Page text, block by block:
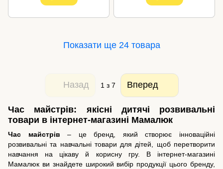
Показати ще 24 товара
Назад 1 з 7 Вперед
Час майстрів: якісні дитячі розвивальні
товари в інтернет-магазині Мамалюк
Час майстрів – це бренд, який створює інноваційні
розвивальні та навчальні товари для дітей, щоб перетворити
навчання на цікаву й корисну гру. В інтернет-магазині
Мамалюк ви знайдете широкий вибір продукції цього бренду,